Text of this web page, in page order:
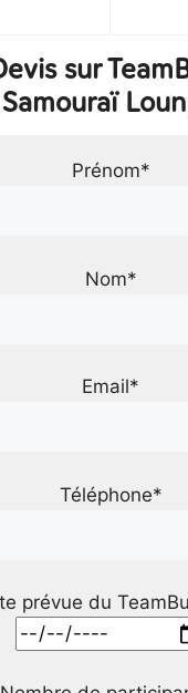
sur
Samouraï
Prénom*
Nom*
Email*
Téléphone*
prévue du